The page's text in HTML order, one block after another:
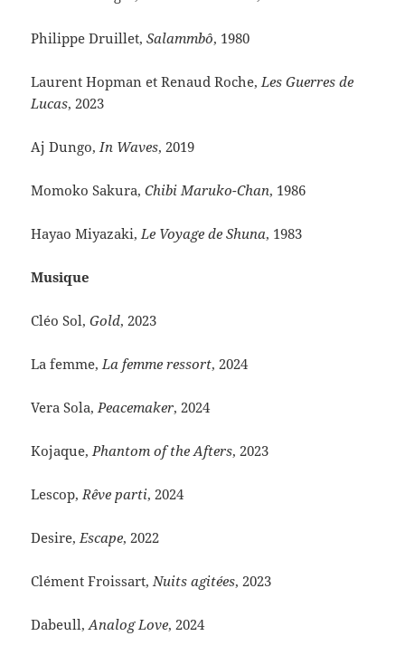
Philippe Druillet,Salammbô, 1980
Laurent Hopman et Renaud Roche,Les Guerres de
Lucas, 2023
Aj Dungo,In Waves, 2019
Momoko Sakura,Chibi Maruko-Chan, 1986
Hayao Miyazaki,Le Voyage de Shuna, 1983
Musique
Cléo Sol,Gold, 2023
La femme, La femme ressort, 2024
Vera Sola,Peacemaker, 2024
Kojaque,Phantom of the Afters, 2023
Lescop,Rêve parti, 2024
Desire,Escape, 2022
Clément Froissart,Nuits agitées, 2023
Dabeull,Analog Love, 2024